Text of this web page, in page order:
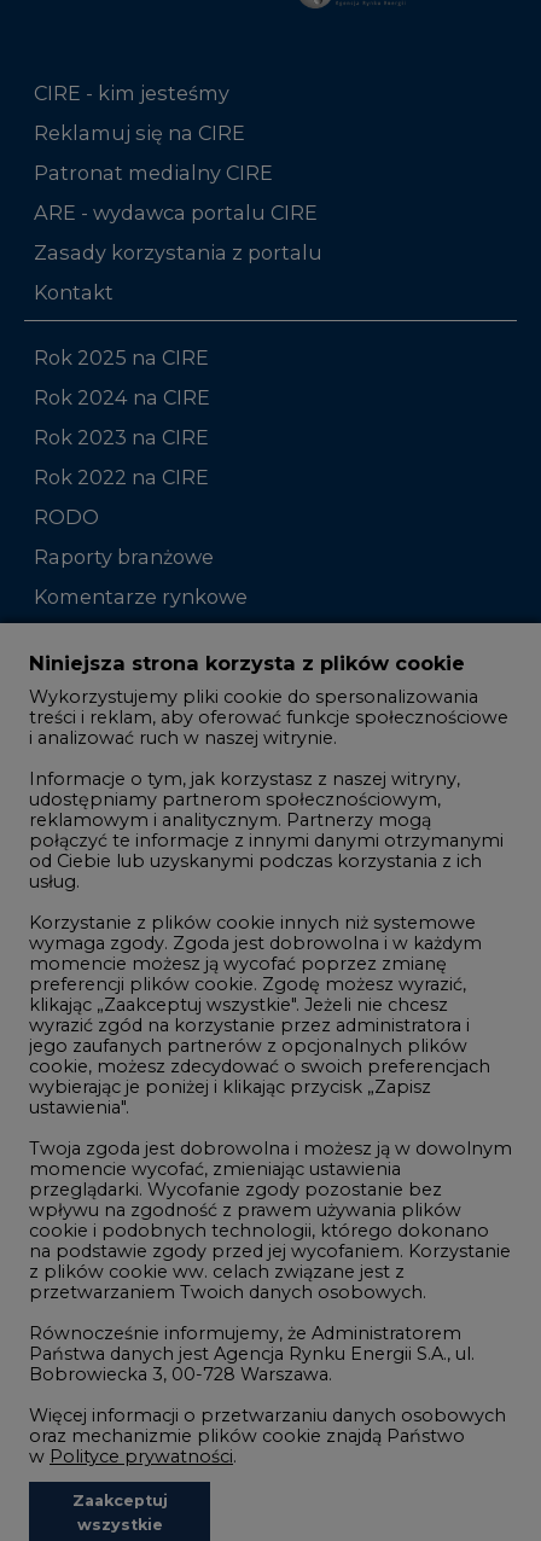
CIRE - kim jesteśmy
Reklamuj się na CIRE
Patronat medialny CIRE
ARE - wydawca portalu CIRE
Zasady korzystania z portalu
Kontakt
Rok 2025 na CIRE
Rok 2024 na CIRE
Rok 2023 na CIRE
Rok 2022 na CIRE
RODO
Raporty branżowe
Komentarze rynkowe
Zmiany kadrowe na rynku
Studio CIRE
Rozmowy o energetyce
Gospodarka
Geopolityka
LTE450
Innowacje i AI
Telekomunikacja i IT
Handel emisjami CO2
Wodór
Górnictwo
Atom
Fotowoltaika
Offshore wind
Zielone samorządy
Zielona gospodarka
©2002- 2021 - 2026
Niniejsza strona korzysta z plików cookie
Wykorzystujemy pliki cookie do spersonalizowania
treści i reklam, aby oferować funkcje społecznościowe
i analizować ruch w naszej witrynie.
Informacje o tym, jak korzystasz z naszej witryny,
udostępniamy partnerom społecznościowym,
reklamowym i analitycznym. Partnerzy mogą
połączyć te informacje z innymi danymi otrzymanymi
od Ciebie lub uzyskanymi podczas korzystania z ich
usług.
Korzystanie z plików cookie innych niż systemowe
wymaga zgody. Zgoda jest dobrowolna i w każdym
momencie możesz ją wycofać poprzez zmianę
preferencji plików cookie. Zgodę możesz wyrazić,
klikając „Zaakceptuj wszystkie". Jeżeli nie chcesz
wyrazić zgód na korzystanie przez administratora i
jego zaufanych partnerów z opcjonalnych plików
cookie, możesz zdecydować o swoich preferencjach
wybierając je poniżej i klikając przycisk „Zapisz
ustawienia".
Twoja zgoda jest dobrowolna i możesz ją w dowolnym
momencie wycofać, zmieniając ustawienia
przeglądarki. Wycofanie zgody pozostanie bez
wpływu na zgodność z prawem używania plików
cookie i podobnych technologii, którego dokonano
na podstawie zgody przed jej wycofaniem. Korzystanie
z plików cookie ww. celach związane jest z
przetwarzaniem Twoich danych osobowych.
Równocześnie informujemy, że Administratorem
Państwa danych jest Agencja Rynku Energii S.A., ul.
Bobrowiecka 3, 00-728 Warszawa.
Więcej informacji o przetwarzaniu danych osobowych
oraz mechanizmie plików cookie znajdą Państwo
w Polityce prywatności.
Zaakceptuj
wszystkie